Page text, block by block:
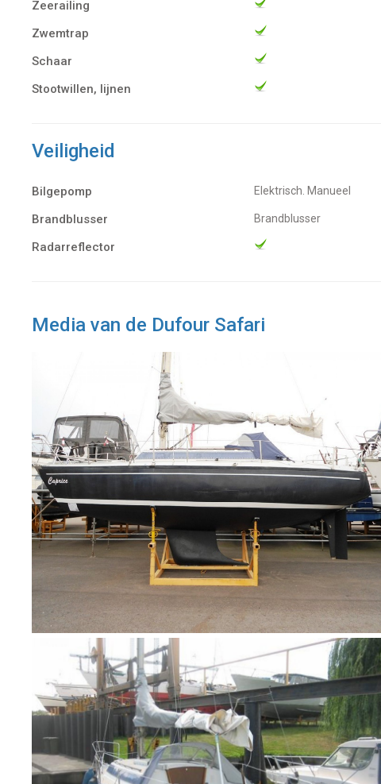
Zeerailing
Zwemtrap
Schaar
Stootwillen, lijnen
Veiligheid
Bilgepomp Elektrisch. Manueel
Brandblusser Brandblusser
Radarreflector
Media van de Dufour Safari